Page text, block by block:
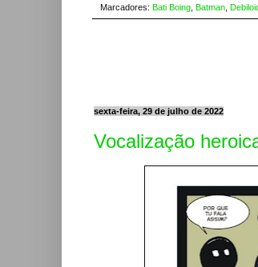
Marcadores: Bati Boing Batman
sexta-feira, 29 de julho de 2022
Vocalização